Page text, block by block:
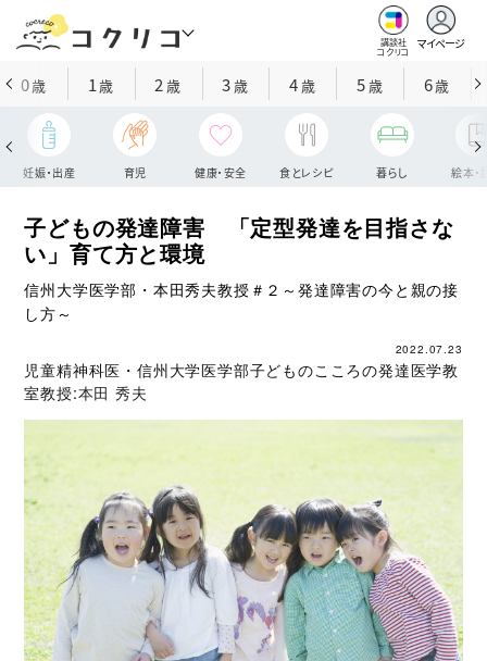
講談社
コクリコ
マイページ
0歳 1歳 2 歳 3歳 4歳 5歳 6歳
妊娠・出産 育児 健康・安全 食とレシピ 暮らし 絵本・
子どもの発達障害 「定型発達を目指さな
い」育て方と環境
信州大学医学部・本田秀夫教授＃２～発達障害の今と親の接
し方～
2022.07.23
児童精神科医・信州大学医学部子どものこころの発達医学教
室教授:本田 秀夫